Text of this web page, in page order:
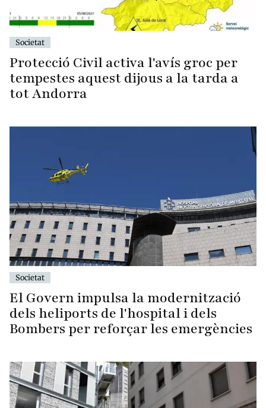
Societat
Protecció Civil activa l'avís groc per
tempestes aquest dijous a la tarda a
tot Andorra
Societat
El Govern impulsa la modernització
dels heliports de l'hospital i dels
Bombers per reforçar les emergències